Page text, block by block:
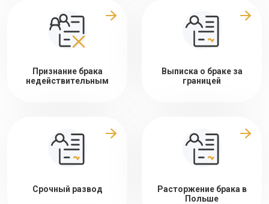
Признание брака
недействительным
Выписка о браке за
границей
Срочный развод
Расторжение брака в
Польше